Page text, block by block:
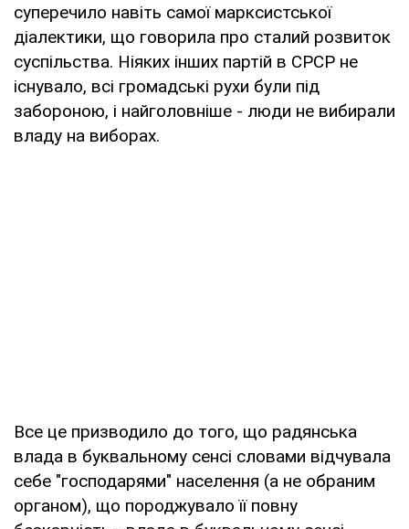
суперечило навіть самої марксистської
діалектики, що говорила про сталий розвиток
суспільства. Ніяких інших партій в СРСР не
існувало, всі громадські рухи були під
забороною, і найголовніше - люди не вибирали
владу на виборах.
Все це призводило до того, що радянська
влада в буквальному сенсі словами відчувала
себе "господарями" населення (а не обраним
органом), що породжувало її повну